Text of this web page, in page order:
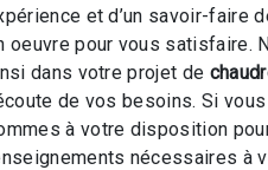
et d’un savoir-faire
oeuvre pour vous satisfaire.
dans votre projet de
de vos besoins. Si
à votre disposition
nécessaires à